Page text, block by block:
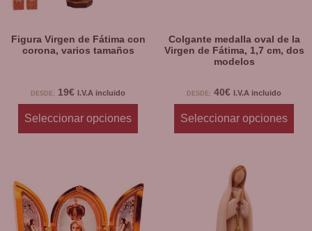
Figura Virgen de Fátima con
corona, varios tamaños
DESDE: 19€ I.V.A incluido
Seleccionar opciones
Colgante medalla oval de la
Virgen de Fátima, 1,7 cm, dos
modelos
DESDE: 40€ I.V.A incluido
Seleccionar opciones